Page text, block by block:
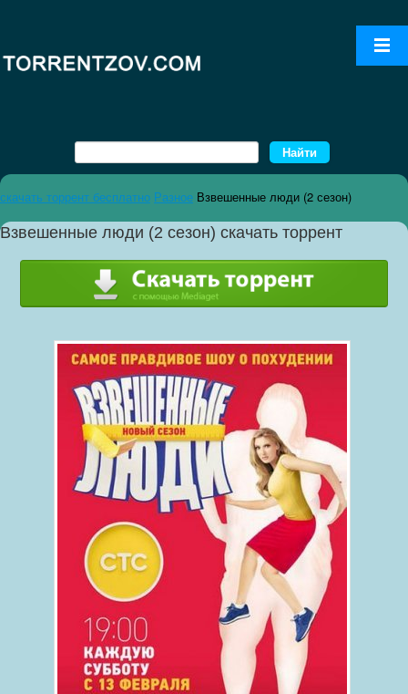
скачать торрент бесплатно Разное Взвешенные люди (2 сезон)
Взвешенные люди (2 сезон) скачать торрент